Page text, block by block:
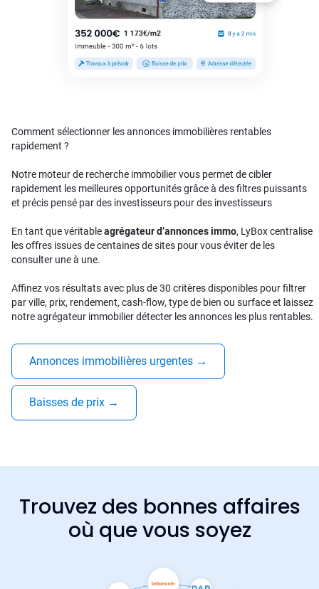
Comment sélectionner les annonces immobilières rentables
rapidement ?
Notre moteur de recherche immobilier vous permet de cibler
rapidement les meilleures opportunités grâce à des filtres puissants
et précis pensé par des investisseurs pour des investisseurs
En tant que véritableagrégateur d’annonces immo, LyBox centralise
les offres issues de centaines de sites pour vous éviter de les
consulter une à une.
Affinez vos résultats avec plus de 30 critères disponibles pour filtrer
par ville, prix, rendement, cash-flow, type de bien ou surface et laissez
notre agrégateur immobilier détecter les annonces les plus rentables.
Annonces immobilières urgentes →
Baisses de prix →
Trouvez des bonnes affaires
où que vous soyez